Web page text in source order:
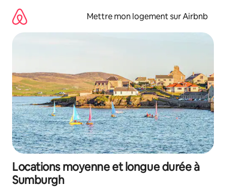
directement
contenu
Mettre mon logement sur Airbnb
Locations moyenne et longue durée à
Sumburgh